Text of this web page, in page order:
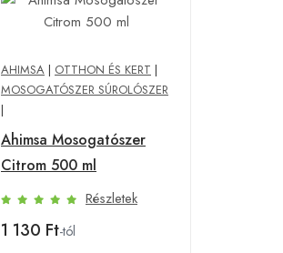
AHIMSA | OTTHON ÉS KERT |
MOSOGATÓSZER SÚROLÓSZER
|
Ahimsa Mosogatószer
Citrom 500 ml
Részletek
1 130 Ft-tól